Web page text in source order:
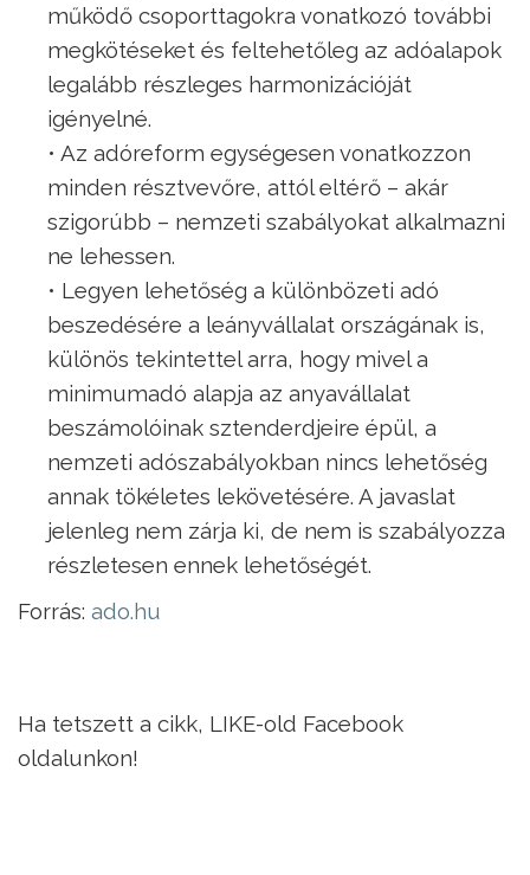
működő csoporttagokra vonatkozó további
megkötéseket és feltehetőleg az adóalapok
legalább részleges harmonizációját
igényelné.
• Az adóreform egységesen vonatkozzon
minden résztvevőre, attól eltérő – akár
szigorúbb – nemzeti szabályokat alkalmazni
ne lehessen.
• Legyen lehetőség a különbözeti adó
beszedésére a leányvállalat országának is,
különös tekintettel arra, hogy mivel a
minimumadó alapja az anyavállalat
beszámolóinak sztenderdjeire épül, a
nemzeti adószabályokban nincs lehetőség
annak tökéletes lekövetésére. A javaslat
jelenleg nem zárja ki, de nem is szabályozza
részletesen ennek lehetőségét.
Forrás: ado.hu
Ha tetszett a cikk, LIKE-old Facebook
oldalunkon!